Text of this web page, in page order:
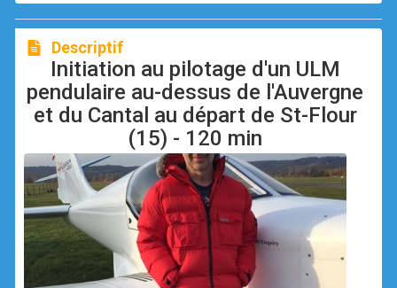
Descriptif
Initiation au pilotage d'un ULM
pendulaire au-dessus de l'Auvergne
et du Cantal au départ de St-Flour
(15) - 120 min